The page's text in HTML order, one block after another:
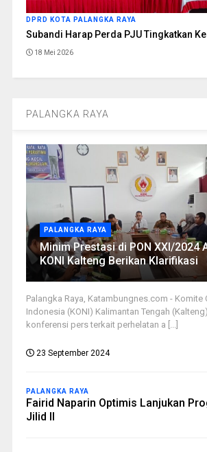
DPRD KOTA PALANGKA RAYA
Subandi Harap Perda PJU Tingkatkan
18 Mei 2026
PALANGKA RAYA
PALANGKA RAYA
Minim Prestasi di PON XXI/2024
KONI Kalteng Berikan Klarifikasi
Palangka Raya, Katambungnes.com - Komite
Indonesia (KONI) Kalimantan Tengah
konferensi pers terkait perhelatan a [...]
23 September 2024
PALANGKA RAYA
Fairid Naparin Optimis Lanjukan
Jilid II